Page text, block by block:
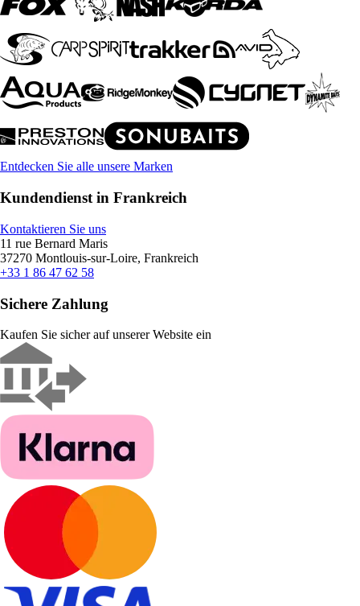
Entdecken Sie alle unsere Marken
Kundendienst in Frankreich
Kontaktieren Sie uns
11 rue Bernard Maris
37270 Montlouis-sur-Loire, Frankreich
+33 1 86 47 62 58
Sichere Zahlung
Kaufen Sie sicher auf unserer Website ein